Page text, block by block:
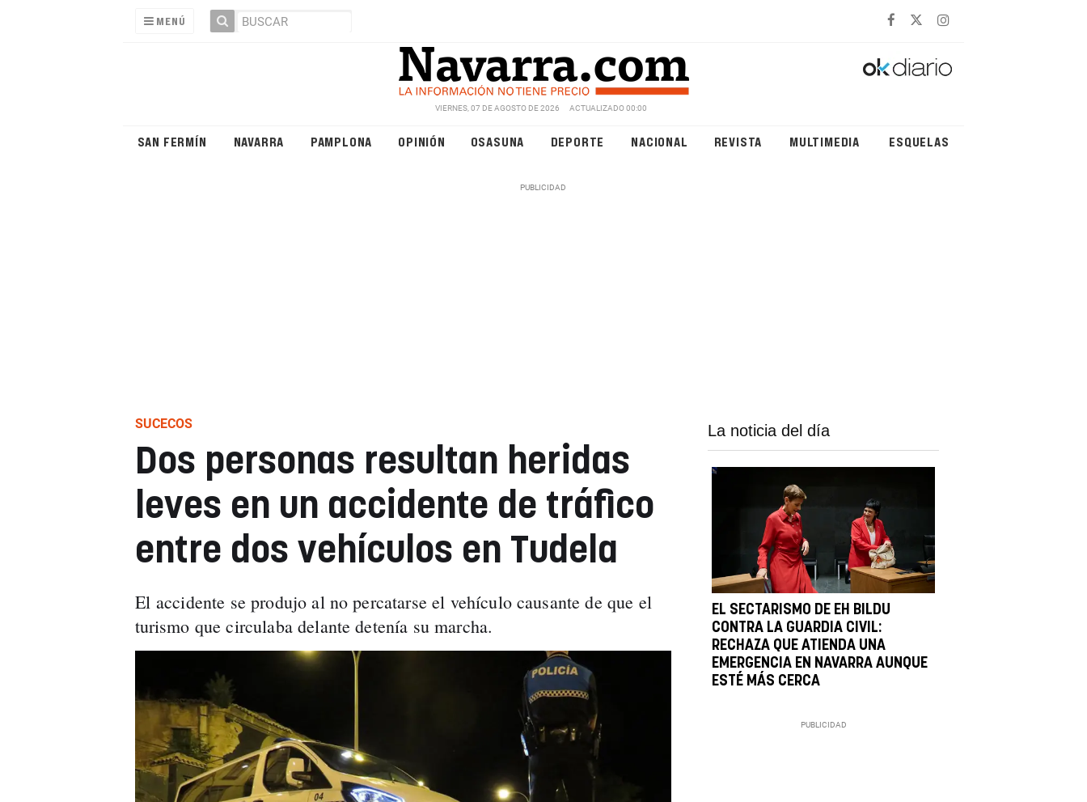
MENÚ
VIERNES, 07 DE AGOSTO DE 2026 ACTUALIZADO 00:00
SAN FERMÍN NAVARRA PAMPLONA OPINIÓN OSASUNA DEPORTE NACIONAL REVISTA MULTIMEDIA ESQUELAS
SUCECOS
Dos personas resultan heridas
leves en un accidente de tráfico
entre dos vehículos en Tudela
El accidente se produjo al no percatarse el vehículo causante de que el
turismo que circulaba delante detenía su marcha.
La noticia del día
EL SECTARISMO DE EH BILDU
CONTRA LA GUARDIA CIVIL:
RECHAZA QUE ATIENDA UNA
EMERGENCIA EN NAVARRA AUNQUE
ESTÉ MÁS CERCA